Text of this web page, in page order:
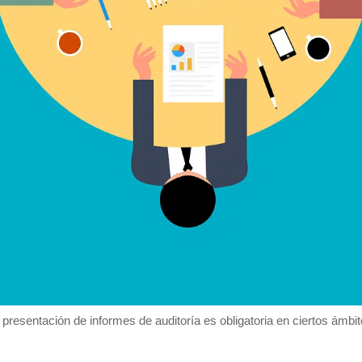
de informes de auditoría es obligatoria en ciertos